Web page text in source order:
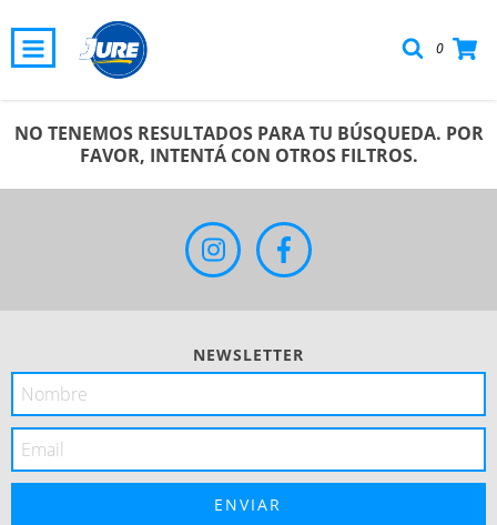
0
NO TENEMOS RESULTADOS PARA TU BÚSQUEDA. POR
FAVOR, INTENTÁ CON OTROS FILTROS.
NEWSLETTER